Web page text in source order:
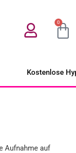
0
Kostenlose
Aufnahme auf